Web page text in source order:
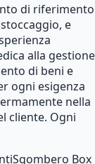
di riferimento
e
alla gestione
di beni e
ogni esigenza
nella
cliente. Ogni
Sgombero Box